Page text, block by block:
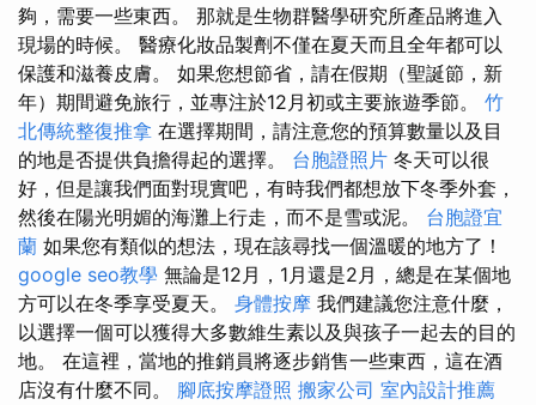
夠，需要一些東西。 那就是生物群醫學研究所產品將進入
現場的時候。 醫療化妝品製劑不僅在夏天而且全年都可以
保護和滋養皮膚。 如果您想節省，請在假期（聖誕節，新
年）期間避免旅行，並專注於12月初或主要旅遊季節。 竹
北傳統整復推拿 在選擇期間，請注意您的預算數量以及目
的地是否提供負擔得起的選擇。 台胞證照片 冬天可以很
好，但是讓我們面對現實吧，有時我們都想放下冬季外套，
然後在陽光明媚的海灘上行走，而不是雪或泥。 台胞證宜
蘭 如果您有類似的想法，現在該尋找一個溫暖的地方了！
google seo教學 無論是12月，1月還是2月，總是在某個地
方可以在冬季享受夏天。 身體按摩 我們建議您注意什麼，
以選擇一個可以獲得大多數維生素以及與孩子一起去的目的
地。 在這裡，當地的推銷員將逐步銷售一些東西，這在酒
店沒有什麼不同。 腳底按摩證照 搬家公司 室內設計推薦